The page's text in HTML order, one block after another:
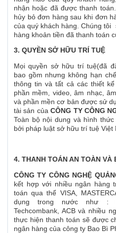
nhận hoặc đã được thanh
hủy bỏ đơn hàng sau khi đơn
của quý khách hàng. Chúng tôi
hàng khoản tiền đã thanh toán
3. QUYỀN SỞ HỮU TRÍ TUỆ
Mọi quyền sở hữu trí tuệ(đã
bao gồm nhưng không hạn
thông tin và tất cả các thiết
phần mềm, video, âm nhạc,
và phần mền cơ bản được sử
tài sản củaCÔNG TY CÔNG
Toàn bộ nội dung và hình
bởi pháp luật sở hữu trí tuệ Việt
4. THANH TOÁN AN TOÀN VÀ
CÔNG TY CÔNG NGHỆ
kết hợp với nhiều ngân hàng
toán qua thể VISA,
dụng trong nước như :
Techcombank, ACB và nhiều
thực hiện thanh toán sẽ được
ngân hàng của công ty Bao Bì